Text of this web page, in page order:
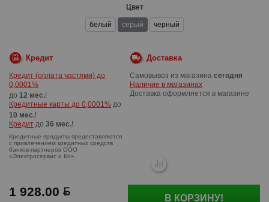
Цвет
белый серый черный
Кредит
Кредит (оплата частями) до
0,0001%
до 12 мес.!
Кредитные карты до 0,0001% до
10 мес.!
Кредит до 36 мес.!
Доставка
Самовывоз из магазина сегодня
Наличие в магазинах
Доставка оформляется в магазине
1 928.00 В КОРЗИНУ!